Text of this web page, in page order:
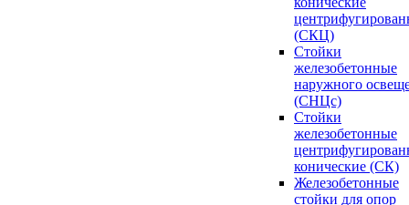
(СКЦ)
Стойки
железобетонные
наружного
(СНЦс)
Стойки
железобетонные
конические (СК)
Железобетонные
стойки для опор